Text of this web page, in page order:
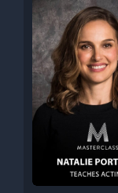
می دهد.